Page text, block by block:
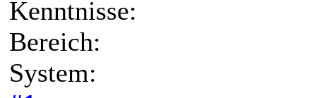
Kenntnisse:
Bereich:
System: